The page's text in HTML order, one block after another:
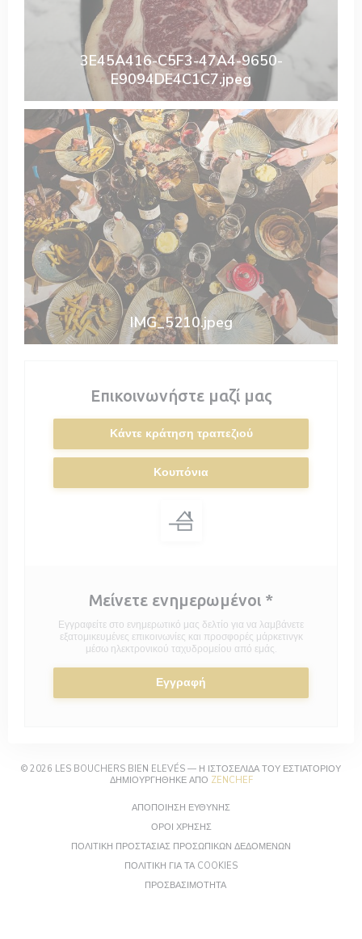
3E45A416-C5F3-47A4-9650-
E9094DE4C1C7.jpeg
IMG_5210.jpeg
Επικοινωνήστε μαζί μας
Κάντε κράτηση τραπεζιού
Κουπόνια
Μείνετε ενημερωμένοι *
Εγγραφείτε στο ενημερωτικό μας δελτίο για να λαμβάνετε
εξατομικευμένες επικοινωνίες και προσφορές μάρκετινγκ
μέσω ηλεκτρονικού ταχυδρομείου από εμάς.
Εγγραφή
© 2026 LES BOUCHERS BIEN ELEVÉS — Η ΙΣΤΟΣΕΛΊΔΑ ΤΟΥ ΕΣΤΙΑΤΟΡΊΟΥ
ΔΗΜΙΟΥΡΓΉΘΗΚΕ ΑΠΌ ZENCHEF((ΑΝΟΊΓΕΙ ΣΕ ΝΈΟ
ΑΠΟΠΟΊΗΣΗ ΕΥΘΎΝΗΣ((ΑΝΟΊΓΕΙ ΣΕ ΝΈΟ ΠΑΡΆΘΥΡΟ))
ΌΡΟΙ ΧΡΉΣΗΣ((ΑΝΟΊΓΕΙ ΣΕ ΝΈΟ ΠΑΡΆΘΥΡΟ))
ΠΟΛΙΤΙΚΉ ΠΡΟΣΤΑΣΊΑΣ ΠΡΟΣΩΠΙΚΏΝ ΔΕΔΟΜΈΝΩΝ
ΠΟΛΙΤΙΚΉ ΓΙΑ ΤΑ COOKIES((ΑΝΟΊΓΕΙ ΣΕ ΝΈΟ
ΠΡΟΣΒΑΣΙΜΌΤΗΤΑ((ΑΝΟΊΓΕΙ ΣΕ ΝΈΟ ΠΑΡΆΘΥΡΟ))